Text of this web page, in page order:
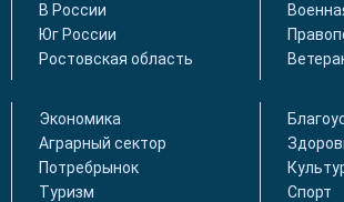
В России
Юг России
Ростовская область
Экономика
Аграрный сектор
Потребрынок
Туризм
Спорт